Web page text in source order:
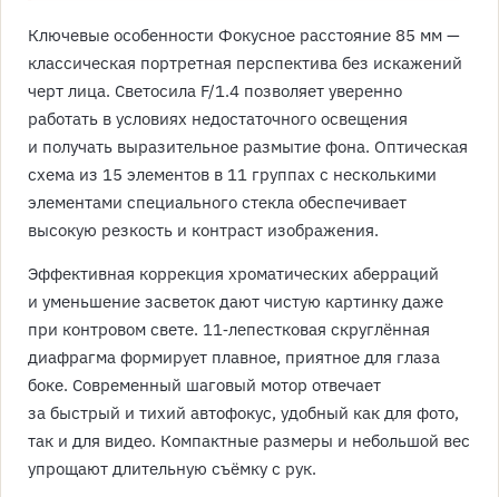
Ключевые особенности Фокусное расстояние 85 мм —
классическая портретная перспектива без искажений
черт лица. Светосила F/1.4 позволяет уверенно
работать в условиях недостаточного освещения
и получать выразительное размытие фона. Оптическая
схема из 15 элементов в 11 группах с несколькими
элементами специального стекла обеспечивает
высокую резкость и контраст изображения.
Эффективная коррекция хроматических аберраций
и уменьшение засветок дают чистую картинку даже
при контровом свете. 11‑лепестковая скруглённая
диафрагма формирует плавное, приятное для глаза
боке. Современный шаговый мотор отвечает
за быстрый и тихий автофокус, удобный как для фото,
так и для видео. Компактные размеры и небольшой вес
упрощают длительную съёмку с рук.